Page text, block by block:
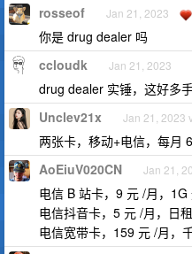
rosseof Jan 21, 2023
你是 drug dealer 吗
ccloudk Jan 21, 2023
drug dealer 实锤，这好多
Unclev21x Jan 21, 2023
两张卡，移动+电信，每月
AoEiuV020CN Jan 21,
电信 B 站卡，9 元 /月，1G
电信抖音卡，5 元 /月，日租
电信宽带卡，159 元 /月，